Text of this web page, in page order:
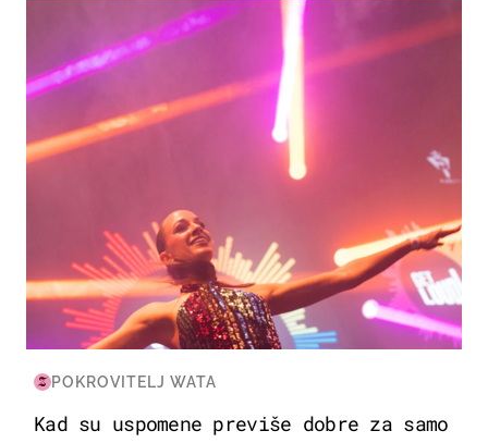
KULTURA & ZABAVA
POKROVITELJ WATA
Kad su uspomene previše dobre za samo